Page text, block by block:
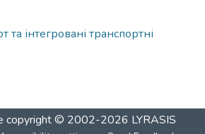
інтегровані транспортні
copyright © 2002-2026 LYRASIS